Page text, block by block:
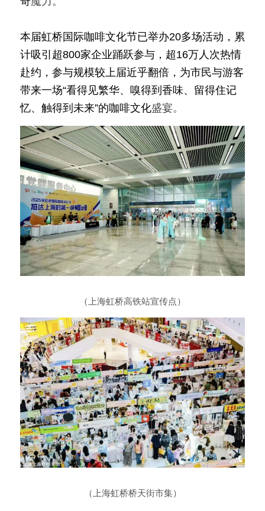
本届虹桥国际咖啡文化节已举办20多场活动，累
计吸引超800家企业踊跃参与，超16万人次热情
赴约，参与规模较上届近乎翻倍，为市民与游客
带来一场“看得见繁华、嗅得到香味、留得住记
忆、触得到未来”的咖啡文化盛宴。
（上海虹桥高铁站宣传点）
（上海虹桥桥天街市集）